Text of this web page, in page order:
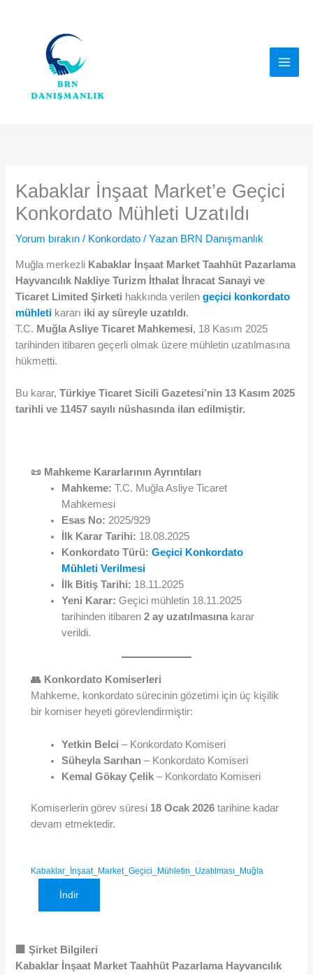
Kabaklar İnşaat Market’e Geçici
Konkordato Mühleti Uzatıldı
Yorum bırakın / Konkordato / Yazan BRN Danışmanlık
Muğla merkezli Kabaklar İnşaat Market Taahhüt Pazarlama
Hayvancılık Nakliye Turizm İthalat İhracat Sanayi ve
Ticaret Limited Şirketi hakkında verilengeçici konkordato
mühleti kararı iki ay süreyle uzatıldı.
T.C. Muğla Asliye Ticaret Mahkemesi, 18 Kasım 2025
tarihinden itibaren geçerli olmak üzere mühletin uzatılmasına
hükmetti.
Bu karar,Türkiye Ticaret Sicili Gazetesi’nin 13 Kasım 2025
tarihli ve 11457 sayılı nüshasında ilan edilmiştir.
📜 Mahkeme Kararlarının Ayrıntıları
Mahkeme: T.C. Muğla Asliye Ticaret
Mahkemesi
Esas No: 2025/929
İlk Karar Tarihi: 18.08.2025
Konkordato Türü: Geçici Konkordato
Mühleti Verilmesi
İlk Bitiş Tarihi: 18.11.2025
Yeni Karar: Geçici mühletin 18.11.2025
tarihinden itibaren2 ay uzatılmasınakarar
verildi.
👥 Konkordato Komiserleri
Mahkeme, konkordato sürecinin gözetimi için üç kişilik
bir komiser heyeti görevlendirmiştir:
Yetkin Belci – Konkordato Komiseri
Süheyla Sarıhan – Konkordato Komiseri
Kemal Gökay Çelik – Konkordato Komiseri
Komiserlerin görev süresi 18 Ocak 2026 tarihine kadar
devam etmektedir.
Kabaklar_İnşaat_Market_Geçici_Mühletin_Uzatılması_Muğla
İndir
🏢 Şirket Bilgileri
Kabaklar İnşaat Market Taahhüt Pazarlama Hayvancılık